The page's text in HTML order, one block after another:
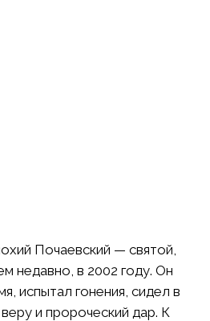
Почаевский — святой,
недавно, в 2002 году. Он
испытал гонения, сидел в
и пророческий дар. К